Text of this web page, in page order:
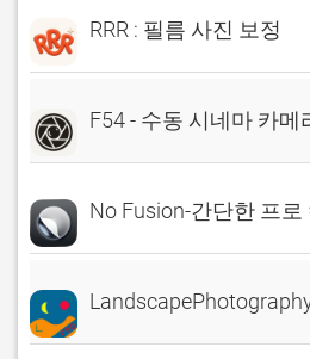
RRR : 필름 사진 보정
F54 - 수동 시네마 카메
No Fusion-간단한 프로